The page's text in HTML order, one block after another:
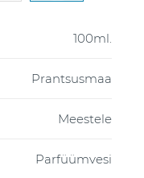
100ml.
Prantsusmaa
Meestele
Parfüümvesi